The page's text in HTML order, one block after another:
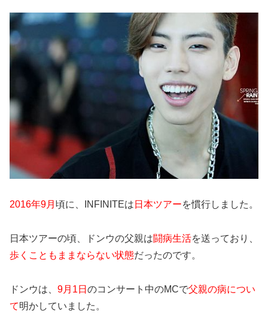
2016年9月 頃に、INFINITEは 日本ツアーを慣行しました。
日本ツアーの頃、ドンウの父親は闘病生活を送っており、
歩くこともままならない状態だったのです。
ドンウは、 9月1日 のコンサート中のMCで父親の病につい
て明かしていました。